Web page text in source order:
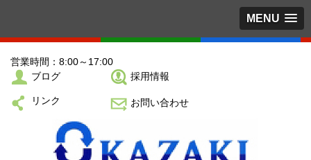
MENU
営業時間：8:00～17:00
ブログ
採用情報
リンク お問い合わせ